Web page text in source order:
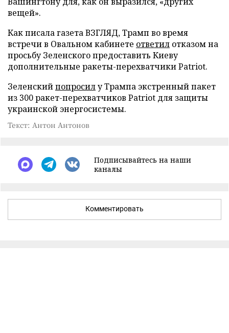
вещей».
Как писала газета ВЗГЛЯД, Трамп во время
встречи в Овальном кабинете ответил отказом на
просьбу Зеленского предоставить Киеву
дополнительные ракеты-перехватчики Patriot.
Зеленскийпопросилу Трампа экстренный пакет
из 300 ракет-перехватчиков Patriot для защиты
украинской энергосистемы.
Текст: Антон Антонов
Подписывайтесь на наши
каналы
Комментировать